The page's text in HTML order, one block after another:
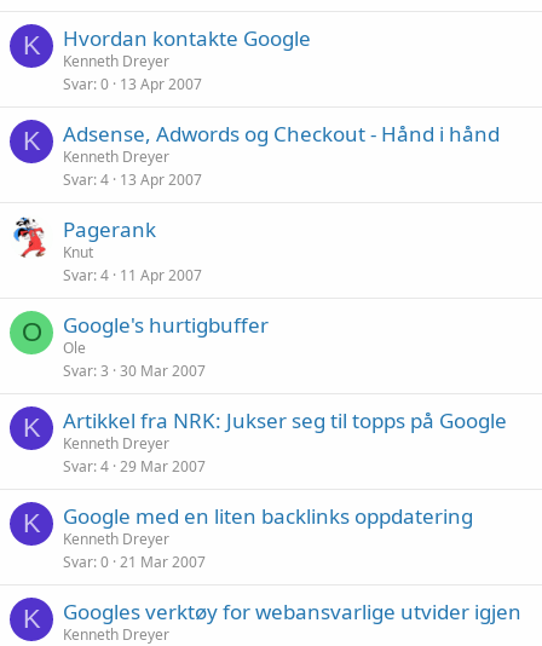
K Hvordan kontakte Google
Kenneth Dreyer
Svar 0 13 Apr 2007
K Adsense, Adwords og Checkout - Hånd i hånd
Kenneth Dreyer
Svar 4 13 Apr 2007
Pagerank
Knut
Svar 4 11 Apr 2007
O Google's hurtigbuffer
Ole
Svar 3 30 Mar 2007
K Artikkel fra NRK: Jukser seg til topps på Google
Kenneth Dreyer
Svar 4 29 Mar 2007
K Google med en liten backlinks oppdatering
Kenneth Dreyer
Svar 0 21 Mar 2007
K Googles verktøy for webansvarlige utvider igjen
Kenneth Dreyer